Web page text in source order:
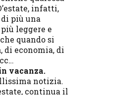
infatti,
più una
leggere e
quando si
di economia, di
vacanza.
notizia.
continua il